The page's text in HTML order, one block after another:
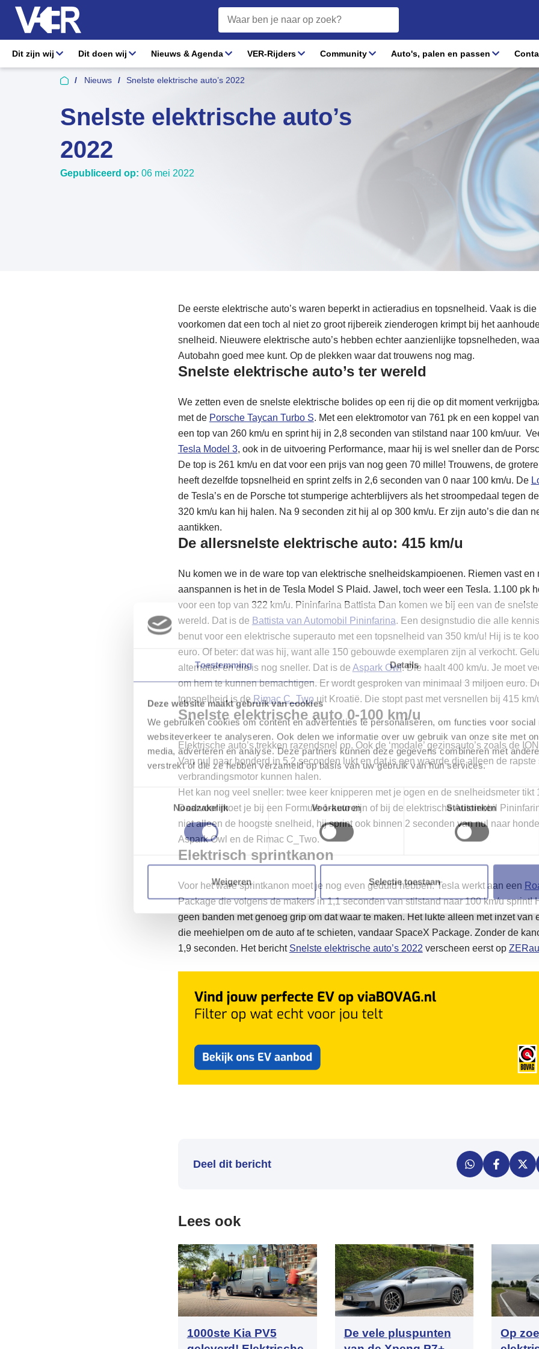
Toestemming Details
Deze website maakt gebruik van cookies
We gebruiken cookies om content en advertenties te personaliseren, om functies voor social
websiteverkeer te analyseren. Ook delen we informatie over uw gebruik van onze site met
media, adverteren en analyse. Deze partners kunnen deze gegevens combineren met
verstrekt of die ze hebben verzameld op basis van uw gebruik van hun services.
Toestemmingsselectie
Noodzakelijk
Voorkeuren Statistieken
Weigeren Selectie toestaan
Dit zijn wij Dit doen wij Nieuws & Agenda VER-Rijders Community Auto's, palen en passen
Nieuws Snelste elektrische auto’s 2022
Snelste elektrische auto’s
2022
Gepubliceerd op: 06 mei 2022
De eerste elektrische auto’s waren beperkt in actieradius en topsnelheid. Vaak is
voorkomen dat een toch al niet zo groot rijbereik zienderogen krimpt bij het
snelheid. Nieuwere elektrische auto’s hebben echter aanzienlijke topsnelheden,
Autobahn goed mee kunt. Op de plekken waar dat trouwens nog mag.
Snelste elektrische auto’s ter wereld
We zetten even de snelste elektrische bolides op een rij die op dit moment
met de Porsche Taycan Turbo S. Met een elektromotor van 761 pk en een koppel
een top van 260 km/u en sprint hij in 2,8 seconden van stilstand naar 100 km/uur.
Tesla Model 3, ook in de uitvoering Performance, maar hij is wel sneller dan de
De top is 261 km/u en dat voor een prijs van nog geen 70 mille! Trouwens, de
heeft dezelfde topsnelheid en sprint zelfs in 2,6 seconden van 0 naar 100 km/u. De
de Tesla’s en de Porsche tot stumperige achterblijvers als het stroompedaal tegen
320 km/u kan hij halen. Na 9 seconden zit hij al op 300 km/u. Er zijn auto’s die dan
aantikken.
De allersnelste elektrische auto: 415 km/u
Nu komen we in de ware top van elektrische snelheidskampioenen. Riemen vast en
aanspannen is het in de Tesla Model S Plaid. Jawel, toch weer een Tesla. 1.100 pk
voor een top van 322 km/u. Pininfarina Battista Dan komen we bij een van de
wereld. Dat is de Battista van Automobil Pininfarina. Een designstudio die alle
benut voor een elektrische superauto met een topsnelheid van 350 km/u! Hij is te
euro. Of beter: dat was hij, want alle 150 gebouwde exemplaren zijn al verkocht.
alternatief en die is nog sneller. Dat is de Aspark Owl. Die haalt 400 km/u. Je moet
om hem te kunnen bemachtigen. Er wordt gesproken van minimaal 3 miljoen euro.
topsnelheid is de Rimac C_Two uit Kroatië. Die stopt past met versnellen bij 415 km/
Snelste elektrische auto 0-100 km/u
Elektrische auto’s trekken razendsnel op. Ook de ‘modale’ gezinsauto’s zoals de
Van nul naar honderd in 5,2 seconden lukt en dat is een waarde die alleen de rapste
verbrandingsmotor kunnen halen.
Het kan nog veel sneller: twee keer knipperen met je ogen en de snelheidsmeter tikt
Daarvoor moet je bij een Formule 1-auto zijn of bij de elektrische Automobil
niet alleen de hoogste snelheid, hij sprint ook binnen 2 seconden van nul naar
Aspark Owl en de Rimac C_Two.
Elektrisch sprintkanon
Voor het ware sprintkanon moet je nog even geduld hebben. Tesla werkt aan een
Package die volgens de makers in 1,1 seconden van stilstand naar 100 km/u sprint!
geen banden met genoeg grip om dat waar te maken. Het lukte alleen met inzet van
die meehielpen om de auto af te schieten, vandaar SpaceX Package. Zonder de
1,9 seconden. Het bericht Snelste elektrische auto’s 2022 verscheen eerst op
Deel dit bericht
Lees ook
1000ste Kia PV5
De vele pluspunten
Op